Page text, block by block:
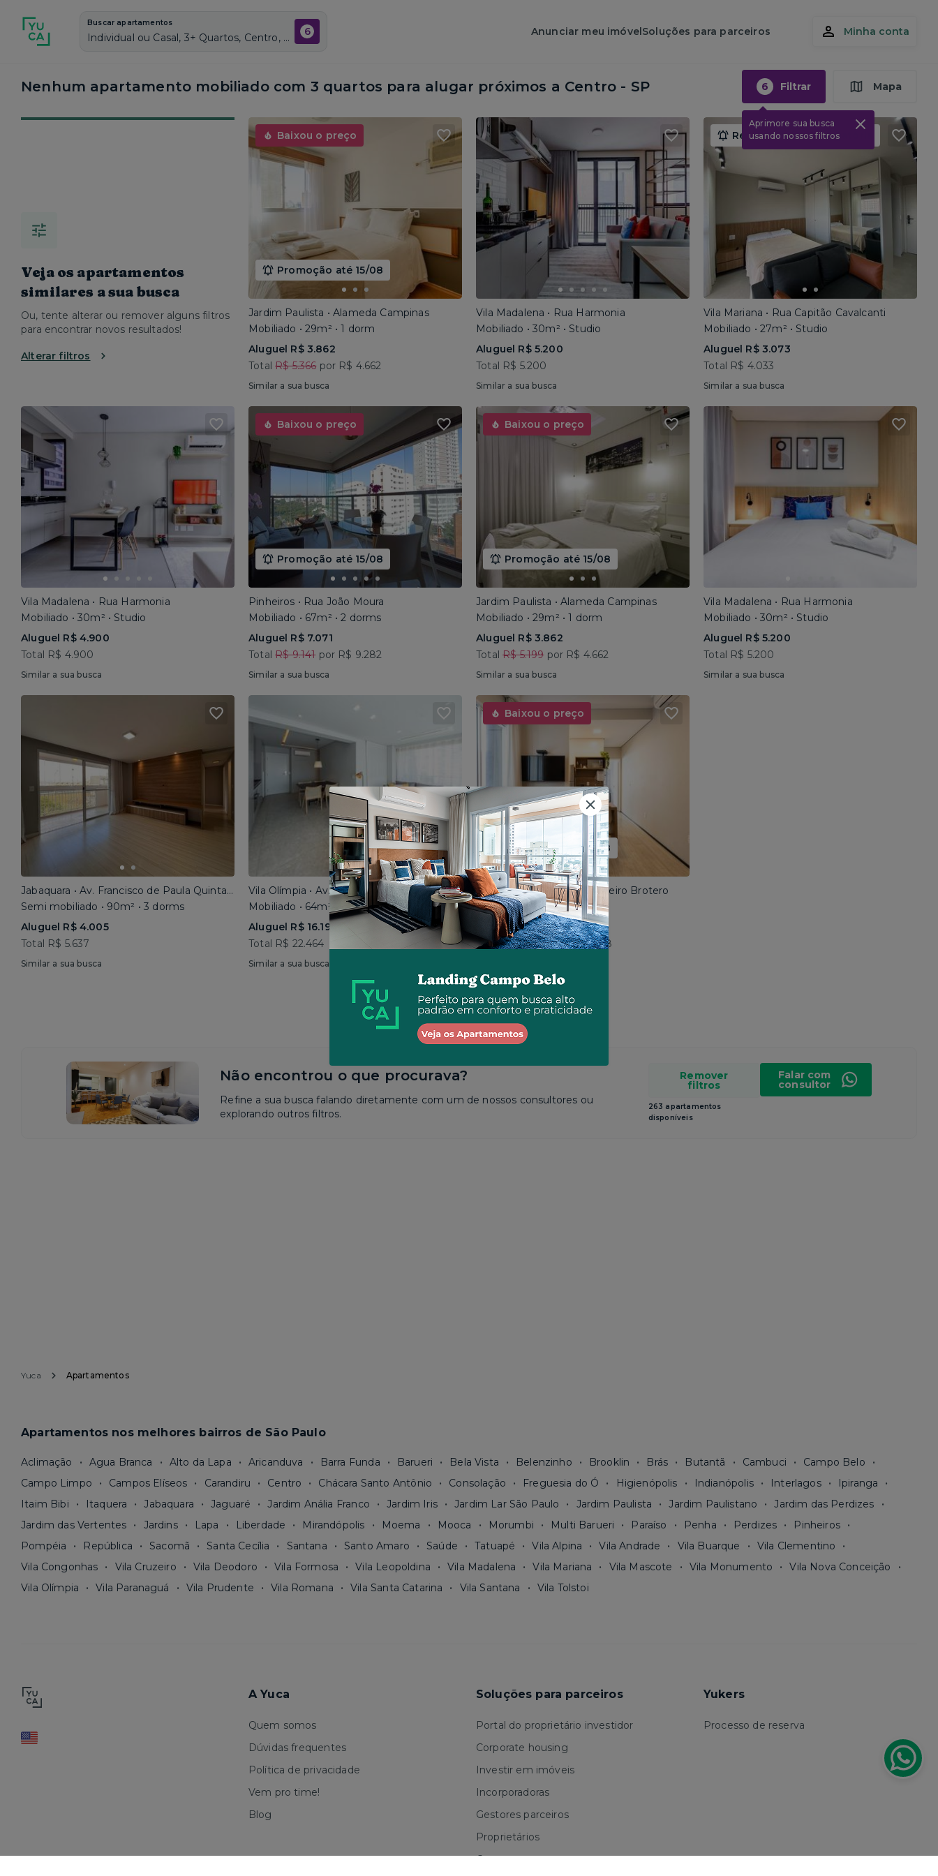
Buscar apartamentos
Individual ou Casal, 3+ Quartos, Centro, Vagas de garagem: Sim, Mobiliado, Piscina 6 Anunciar meu imóvelSoluções para parceiros Minha conta
Nenhum apartamento mobiliado com 3 quartos para alugar próximos a Centro - SP 6 Filtrar
Aprimore sua busca
usando nossos filtros
Mapa
Veja os apartamentos
similares a sua busca
Ou, tente alterar ou remover alguns filtros
para encontrar novos resultados!
Alterar filtros
Baixou o preço
Promoção até 15/08
Jardim Paulista • Alameda Campinas
Mobiliado • 29m² • 1 dorm
Aluguel R$ 3.862
TotalR$ 5.366por R$ 4.662
Similar a sua busca
Vila Madalena • Rua Harmonia
Mobiliado • 30m² • Studio
Aluguel R$ 5.200
Total R$ 5.200
Similar a sua busca
Renda máxima obrigatória
Vila Mariana • Rua Capitão Cavalcanti
Mobiliado • 27m² • Studio
Aluguel R$ 3.073
Total R$ 4.033
Similar a sua busca
Vila Madalena • Rua Harmonia
Mobiliado • 30m² • Studio
Aluguel R$ 4.900
Total R$ 4.900
Similar a sua busca
Baixou o preço
Promoção até 15/08
Pinheiros • Rua João Moura
Mobiliado • 67m² • 2 dorms
Aluguel R$ 7.071
TotalR$ 9.141por R$ 9.282
Similar a sua busca
Baixou o preço
Promoção até 15/08
Jardim Paulista • Alameda Campinas
Mobiliado • 29m² • 1 dorm
Aluguel R$ 3.862
TotalR$ 5.199por R$ 4.662
Similar a sua busca
Vila Madalena • Rua Harmonia
Mobiliado • 30m² • Studio
Aluguel R$ 5.200
Total R$ 5.200
Similar a sua busca
Jabaquara • Av. Francisco de Paula Quintanilha Ribeiro
Semi mobiliado • 90m² • 3 dorms
Aluguel R$ 4.005
Total R$ 5.637
Similar a sua busca
Vila Olímpia • Av. Dr. Cardoso de Melo
Mobiliado • 64m² • 2 dorms
Aluguel R$ 16.192
Total R$ 22.464
Similar a sua busca
Baixou o preço
Promoção até 15/08
Higienópolis • Rua Conselheiro Brotero
Mobiliado • 35m² • 1 dorm
Aluguel R$ 2.923
TotalR$ 4.276por R$ 4.188
Não encontrou o que procurava?
Refine a sua busca falando diretamente com um de nossos consultores ou
explorando outros filtros.
Remover
filtros
263 apartamentos
disponíveis
Falar com
consultor
Yuca Apartamentos
Apartamentos nos melhores bairros de São Paulo
Aclimação Agua Branca Alto da Lapa Aricanduva Barra Funda Barueri Bela Vista Belenzinho Brooklin Brás Butantã Cambuci
Campo Belo
Campo Limpo
Campos Elíseos Carandiru Centro Chácara Santo Antônio Consolação Freguesia do Ó Higienópolis Indianópolis Interlagos
Ipiranga
Itaim Bibi
Itaquera Jabaquara Jaguaré Jardim Anália Franco Jardim Iris Jardim Lar São Paulo Jardim Paulista Jardim Paulistano
Jardim das Perdizes
Jardim das Vertentes
Jardins Lapa Liberdade Mirandópolis Moema Mooca Morumbi Multi Barueri Paraíso Penha Perdizes
Pinheiros
Pompéia
República Sacomã Santa Cecília Santana Santo Amaro Saúde Tatuapé Vila Alpina Vila Andrade Vila Buarque
Vila Clementino
Vila Congonhas
Vila Cruzeiro Vila Deodoro Vila Formosa Vila Leopoldina Vila Madalena Vila Mariana Vila Mascote Vila Monumento
Vila Nova Conceição
Vila Olímpia
Vila Paranaguá Vila Prudente Vila Romana Vila Santa Catarina Vila Santana Vila Tolstoi
A Yuca
Quem somos
Dúvidas frequentes
Política de privacidade
Vem pro time!
Blog
Soluções para parceiros
Portal do proprietário investidor
Corporate housing
Investir em imóveis
Incorporadoras
Gestores parceiros
Proprietários
Corretores
Yukers
Processo de reserva